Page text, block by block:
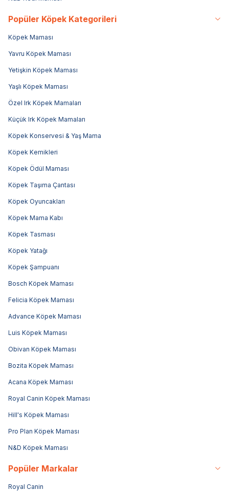
Popüler Köpek Kategorileri
Köpek Maması
Yavru Köpek Maması
Yetişkin Köpek Maması
Yaşlı Köpek Maması
Özel Irk Köpek Mamaları
Küçük Irk Köpek Mamaları
Köpek Konservesi & Yaş Mama
Köpek Kemikleri
Köpek Ödül Maması
Köpek Taşıma Çantası
Köpek Oyuncakları
Köpek Mama Kabı
Köpek Tasması
Köpek Yatağı
Köpek Şampuanı
Bosch Köpek Maması
Felicia Köpek Maması
Advance Köpek Maması
Luis Köpek Maması
Obivan Köpek Maması
Bozita Köpek Maması
Acana Köpek Maması
Royal Canin Köpek Maması
Hill's Köpek Maması
Pro Plan Köpek Maması
N&D Köpek Maması
Popüler Markalar
Royal Canin